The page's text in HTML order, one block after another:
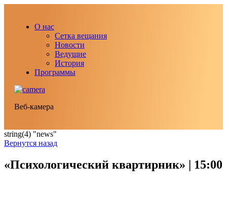
О нас
Сетка вещания
Новости
Ведущие
История
Программы
Веб-камера
string(4) "news"
Вернутся назад
«Психологический квартирник» | 15:00